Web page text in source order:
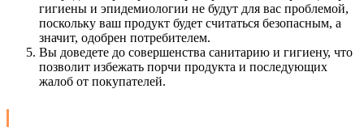
гигиены и эпидемиологии не будут для вас проблемой,
поскольку ваш продукт будет считаться безопасным, а
значит, одобрен потребителем.
Вы доведете до совершенства санитарию и гигиену, что
позволит избежать порчи продукта и последующих
жалоб от покупателей.